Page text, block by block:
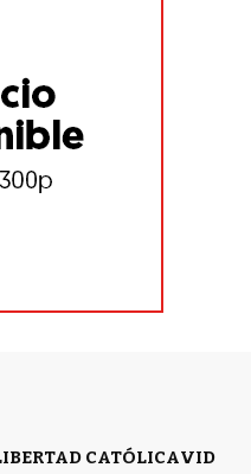
CATÓLICAVIDA